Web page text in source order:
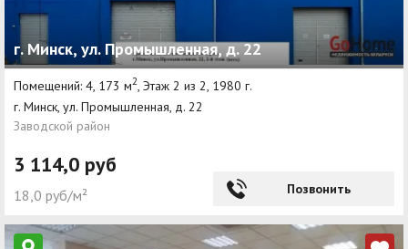
г. Минск, ул. Промышленная, д. 22
Помещений: 4, 173 м2 , Этаж 2 из 2, 1980 г.
г. Минск, ул. Промышленная, д. 22
Заводской район
3 114,0 руб
18,0 руб/м² Позвонить